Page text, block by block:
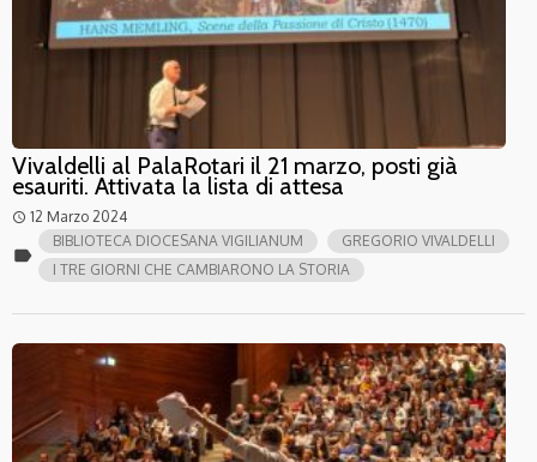
Vivaldelli al PalaRotari il 21 marzo, posti già
esauriti. Attivata la lista di attesa
access_time 12 Marzo 2024
label
BIBLIOTECA DIOCESANA VIGILIANUM
GREGORIO VIVALDELLI
I TRE GIORNI CHE CAMBIARONO LA STORIA